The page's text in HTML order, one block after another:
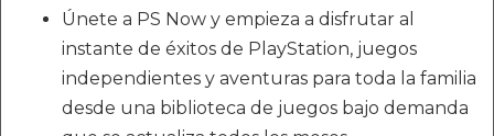
Únete a PS Now y empieza a disfrutar al
instante de éxitos de PlayStation, juegos
independientes y aventuras para toda la familia
desde una biblioteca de juegos bajo demanda